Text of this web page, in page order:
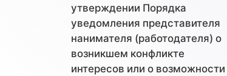
утверждении Порядка
уведомления представителя
нанимателя (работодателя) о
возникшем конфликте
интересов или о возможности